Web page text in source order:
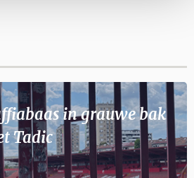
in grauwe bak
Tadic